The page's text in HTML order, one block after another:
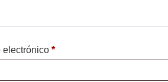
electrónico *